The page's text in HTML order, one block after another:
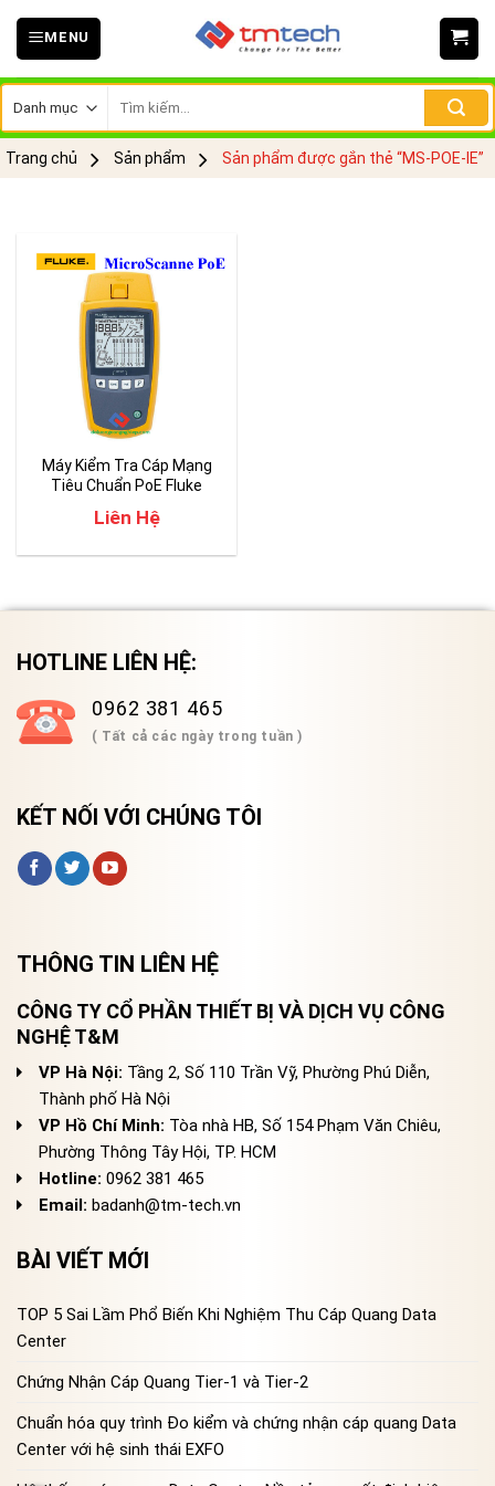
Skip
MENU
kiếm:
Trang chủ Sản phẩm Sản phẩm được gắn thẻ “MS-POE-IE”
Máy Kiểm Tra Cáp Mạng
Tiêu Chuẩn PoE Fluke
Liên Hệ
HOTLINE LIÊN HỆ:
0962 381 465
( Tất cả các ngày trong tuần )
KẾT NỐI VỚI CHÚNG TÔI
THÔNG TIN LIÊN HỆ
CÔNG TY CỔ PHẦN THIẾT BỊ VÀ DỊCH VỤ CÔNG
NGHỆ T&M
VP Hà Nội: Tầng 2, Số 110 Trần Vỹ, Phường Phú Diễn,
Thành phố Hà Nội
VP Hồ Chí Minh: Tòa nhà HB, Số 154 Phạm Văn Chiêu,
Phường Thông Tây Hội, TP. HCM
Hotline: 0962 381 465
Email: badanh@tm-tech.vn
BÀI VIẾT MỚI
TOP 5 Sai Lầm Phổ Biến Khi Nghiệm Thu Cáp Quang Data
Center
Chứng Nhận Cáp Quang Tier-1 và Tier-2
Chuẩn hóa quy trình Đo kiểm và chứng nhận cáp quang Data
Center với hệ sinh thái EXFO